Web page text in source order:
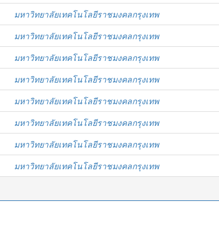
มหาวิทยาลัยเทคโนโลยีราชมงคลกรุงเทพ
มหาวิทยาลัยเทคโนโลยีราชมงคลกรุงเทพ
มหาวิทยาลัยเทคโนโลยีราชมงคลกรุงเทพ
มหาวิทยาลัยเทคโนโลยีราชมงคลกรุงเทพ
มหาวิทยาลัยเทคโนโลยีราชมงคลกรุงเทพ
มหาวิทยาลัยเทคโนโลยีราชมงคลกรุงเทพ
มหาวิทยาลัยเทคโนโลยีราชมงคลกรุงเทพ
มหาวิทยาลัยเทคโนโลยีราชมงคลกรุงเทพ